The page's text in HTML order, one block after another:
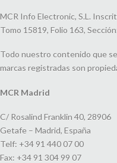
MCR Info Electronic, S.L.
Tomo 15819, Folio 163,
Todo nuestro contenido que
marcas registradas son
MCR Madrid
C/ Rosalind Franklin 40, 28906
Getafe – Madrid, España
Telf: +34 91 440 07 00
Fax: +34 91 304 99 07